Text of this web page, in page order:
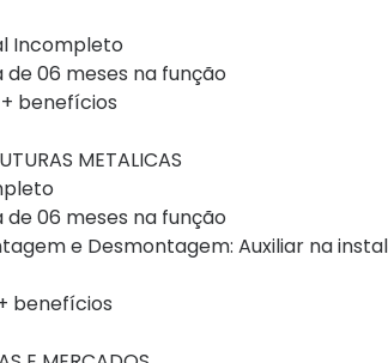
Incompleto
06 meses na função
+ benefícios
METALICAS
06 meses na função
e Desmontagem: Auxiliar na
benefícios